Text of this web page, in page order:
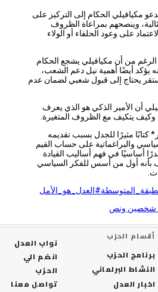
الحكام إلى التركيز على
وينصحهم بمراعاة الظروف
وعود الحلفاء أو الولاء
أن مكيافيلي يشجع الحكام
أيضًا أهمية نيل دعم الشعب،
إلى قبول شعبي لضمان عدم
الأمير الذكي هو الذي يعرف
مع الظروف المتغيرة.
مثيرًا للجدل بسبب تقديمه
على حساب القيم
في فهم أساليب القيادة
أول من أسس للفكر السياسي
#العدل_هو_الأمل
الحزب
الحزب
البرلماني
نواب العدل
انضم الي
تواصل معنا